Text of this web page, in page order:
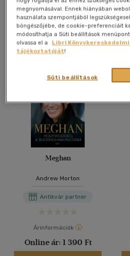
Andrew Morton
Antikvár könyv (2db)
Meghan
Andrew Morton
Antikvár partner
Árinformációk
Online ár: 1 390 Ft
megnyomásával. Ennek hiányában
használata szempontjából
böngészőjébe, de cookie-preferenciáit
módosíthatja a Süti beállítások
olvassa el a
Libri
tájékoztatóját!
Süti beállítások